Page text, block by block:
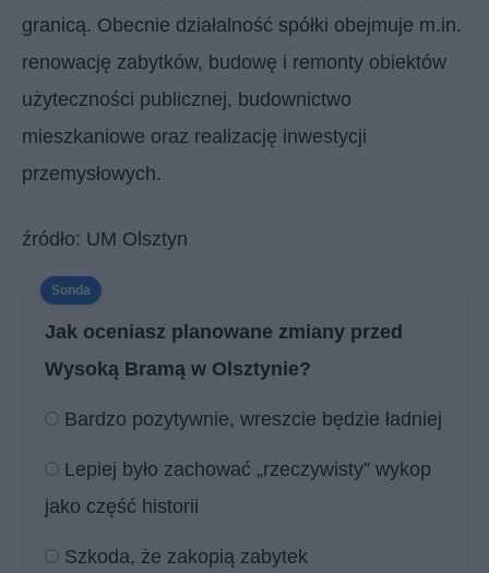
granicą. Obecnie działalność spółki obejmuje m.in.
renowację zabytków, budowę i remonty obiektów
użyteczności publicznej, budownictwo
mieszkaniowe oraz realizację inwestycji
przemysłowych.
źródło: UM Olsztyn
Jak oceniasz planowane zmiany przed
Wysoką Bramą w Olsztynie?
Bardzo pozytywnie, wreszcie będzie ładniej
Lepiej było zachować „rzeczywisty” wykop
jako część historii
Szkoda, że zakopią zabytek